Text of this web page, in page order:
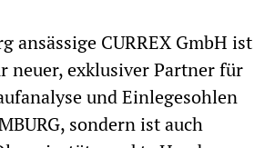
ansässige CURREX GmbH ist
neuer, exklusiver Partner für
und Einlegesohlen
sondern ist auch